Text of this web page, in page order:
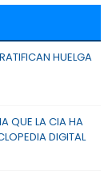
HUELGA
QUE LA CIA HA
DIGITAL